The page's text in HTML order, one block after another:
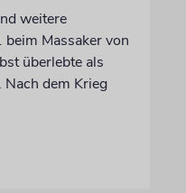
weitere
Massaker von
überlebte als
dem Krieg